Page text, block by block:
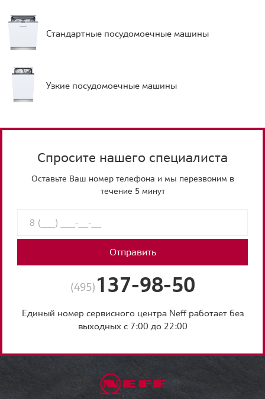
Стандартные посудомоечные машины
Узкие посудомоечные машины
Спросите нашего специалиста
Оставьте Ваш номер телефона и мы перезвоним в
течение 5 минут
Отправить
(495) 137-98-50
Единый номер сервисного центра Neff работает без
выходных с 7:00 до 22:00